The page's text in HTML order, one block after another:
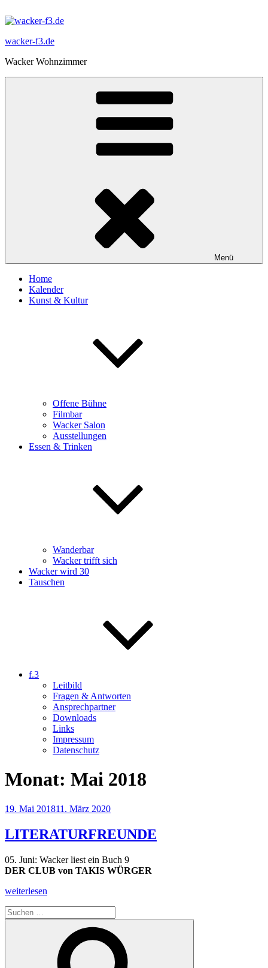
Inhalt
wacker-f3.de
Wacker Wohnzimmer
Menü
Home
Kalender
Kunst & Kultur
Offene Bühne
Filmbar
Wacker Salon
Ausstellungen
Essen & Trinken
Wanderbar
Wacker trifft sich
Wacker wird 30
Tauschen
f.3
Leitbild
Fragen & Antworten
Ansprechpartner
Downloads
Links
Impressum
Datenschutz
Monat: Mai 2018
Veröffentlicht
19. Mai 201811. März 2020
LITERATURFREUNDE
05. Juni: Wacker liest ein Buch 9
DER CLUB von TAKIS WÜRGER
„LITERATURFREUNDE“
weiterlesen
Suchen
nach: